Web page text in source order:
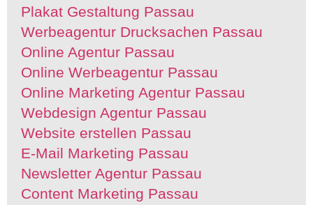
Plakat Gestaltung Passau
Werbeagentur Drucksachen Passau
Online Agentur Passau
Online Werbeagentur Passau
Online Marketing Agentur Passau
Webdesign Agentur Passau
Website erstellen Passau
E-Mail Marketing Passau
Newsletter Agentur Passau
Content Marketing Passau